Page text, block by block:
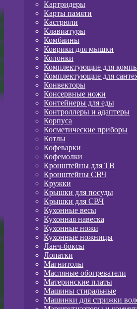
Картридеры
Карты памяти
Кастрюли
Клавиатуры
Комбаины
Коврики для мышки
Колонки
Комплектующие для
Комплектующие для
Конвекторы
Консервные ножи
Контейнеры для еды
Контроллеры и адаптеры
Корпуса
Косметические приборы
Котлы
Кофеварки
Кофемолки
Кронштейны для ТВ
Кронштейны СВЧ
Кружки
Крышки для посуды
Крышки для СВЧ
Кухонные весы
Кухонная навеска
Кухонные ножи
Кухонные ножницы
Ланч-боксы
Лопатки
Магнитолы
Масляные обогреватели
Материнские платы
Машины стиральные
Машинки для стрижки